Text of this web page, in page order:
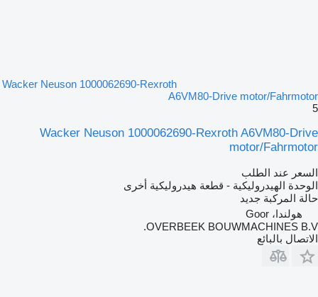
Wacker Neuson 1000062690-Rexroth
A6VM80-Drive motor/Fahrmotor
5
Wacker Neuson 1000062690-Rexroth A6VM80-Drive
motor/Fahrmotor
السعر عند الطلب
الوحدة الهيدروليكية - قطعة هيدروليكية أخرى
حالة المركبة جديد
هولندا، Goor
OVERBEEK BOUWMACHINES B.V.
الاتصال بالبائع